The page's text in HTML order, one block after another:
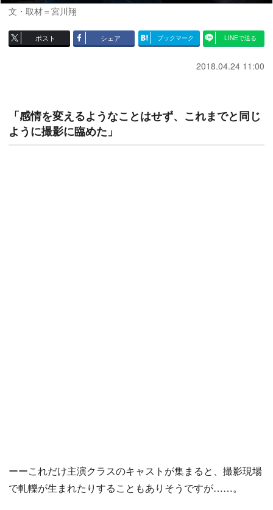
文・取材＝宮川翔
ポスト シェア ブックマーク LINEで送る
2018.04.24 11:00
「感情を変えるようなことはせず、これまでと同じ
ように撮影に臨めた」
ーーこれだけ主演クラスのキャストが集まると、撮影現場
で軋轢が生まれたりすることもありそうですが……。